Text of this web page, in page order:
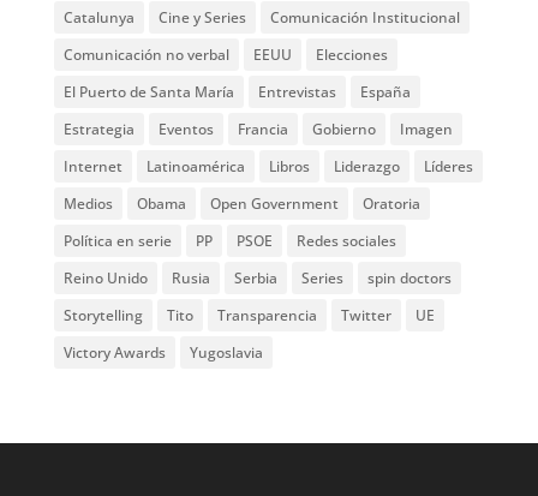
Catalunya
Cine y Series
Comunicación Institucional
Comunicación no verbal
EEUU
Elecciones
El Puerto de Santa María
Entrevistas
España
Estrategia
Eventos Francia Gobierno
Imagen
Internet
Latinoamérica Libros Liderazgo
Líderes
Medios
Obama Open Government
Oratoria
Política en serie
PP PSOE
Redes sociales
Reino Unido
Rusia Serbia Series
spin doctors
Storytelling
Tito Transparencia Twitter
UE
Victory Awards
Yugoslavia